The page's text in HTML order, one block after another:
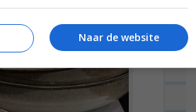
Naar de website